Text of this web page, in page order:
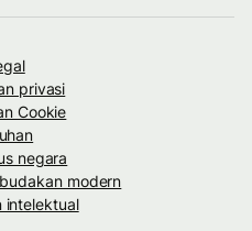
privasi
Cookie
negara
modern
intelektual